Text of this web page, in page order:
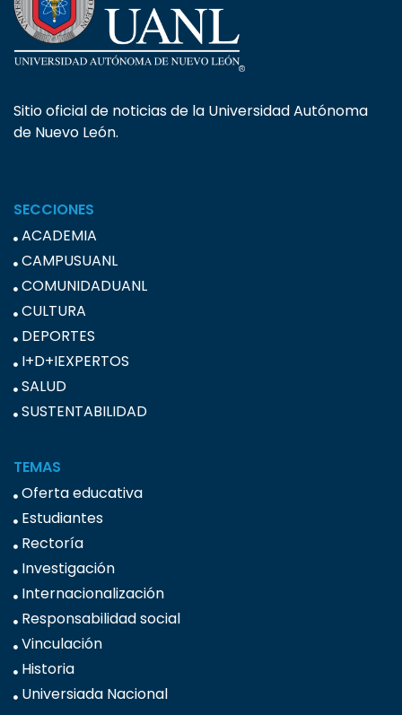
Sitio oficial de noticias de la Universidad Autónoma
de Nuevo León.
SECCIONES
ACADEMIA
CAMPUSUANL
COMUNIDADUANL
CULTURA
DEPORTES
I+D+IEXPERTOS
SALUD
SUSTENTABILIDAD
TEMAS
Oferta educativa
Estudiantes
Rectoría
Investigación
Internacionalización
Responsabilidad social
Vinculación
Historia
Universiada Nacional